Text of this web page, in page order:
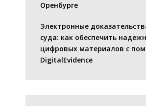
Оренбурге
Электронные
суда: как обеспечить
цифровых материалов с
DigitalEvidence